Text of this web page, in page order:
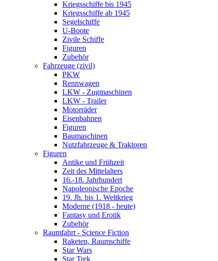
Kriegsschiffe bis 1945
Kriegsschiffe ab 1945
Segelschiffe
U-Boote
Zivile Schiffe
Figuren
Zubehör
Fahrzeuge (zivil)
PKW
Rennwagen
LKW - Zugmaschinen
LKW - Trailer
Motorräder
Eisenbahnen
Figuren
Baumaschinen
Nutzfahrzeuge & Traktoren
Figuren
Antike und Frühzeit
Zeit des Mittelalters
16.-18. Jahrhundert
Napoleonische Epoche
19. Jh. bis 1. Weltkrieg
Moderne (1918 - heute)
Fantasy und Erotik
Zubehör
Raumfahrt - Science Fiction
Raketen, Raumschiffe
Star Wars
Star Trek